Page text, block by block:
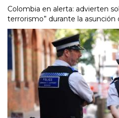
Colombia en alerta: advierten
terrorismo” durante la asunción